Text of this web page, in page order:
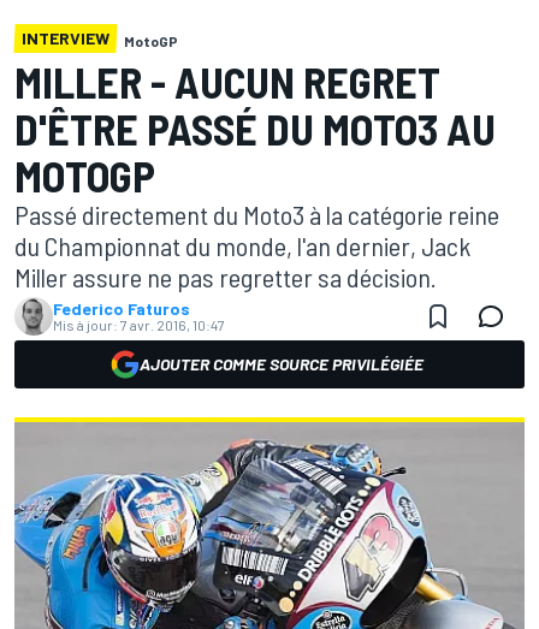
INTERVIEW MotoGP
MILLER - AUCUN REGRET
D'ÊTRE PASSÉ DU MOTO3 AU
MOTOGP
Passé directement du Moto3 à la catégorie reine
du Championnat du monde, l'an dernier, Jack
Miller assure ne pas regretter sa décision.
Federico Faturos
Mis à jour: 7 avr. 2016, 10:47
AJOUTER COMME SOURCE PRIVILÉGIÉE